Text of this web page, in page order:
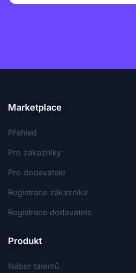
Marketplace
Přehled
Pro zákazníky
Pro dodavatele
Registrace zákazníka
Registrace dodavatele
Produkt
Nábor talentů